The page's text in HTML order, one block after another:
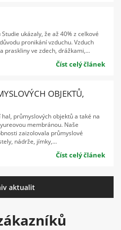
ukázaly, že až 40% z celkové
pronikání vzduchu. Vzduch
praskliny ve zdech, drážkami,…
Číst celý článek
OBJEKTŮ,
průmyslových objektů a také na
membránou. Naše
zaizolovala průmyslové
nádrže, jímky,…
Číst celý článek
aktualit